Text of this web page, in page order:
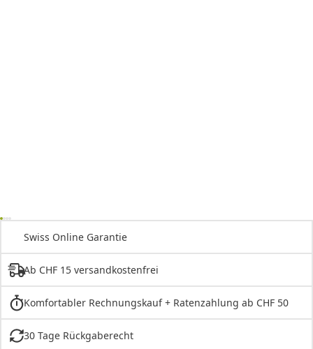
Swiss Online Garantie
Ab CHF 15 versandkostenfrei
Komfortabler Rechnungskauf + Ratenzahlung ab CHF 50
30 Tage Rückgaberecht